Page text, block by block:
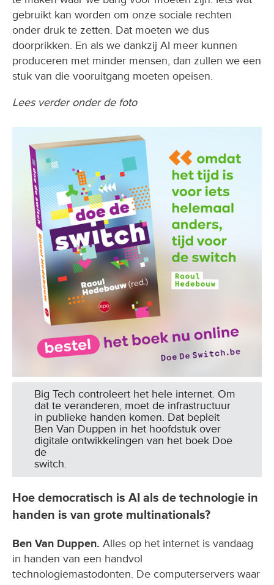
gebruikt kan worden om onze sociale rechten
onder druk te zetten. Dat moeten we dus
doorprikken. En als we dankzij AI meer kunnen
produceren met minder mensen, dan zullen we een
stuk van die vooruitgang moeten opeisen.
Lees verder onder de foto
Big Tech controleert het hele internet. Om
dat te veranderen, moet de infrastructuur
in publieke handen komen. Dat bepleit
Ben Van Duppen in het hoofdstuk over
digitale ontwikkelingen van het boek Doe
de
switch.
Hoe democratisch is AI als de technologie in
handen is van grote multinationals?
Ben Van Duppen. Alles op het internet is vandaag
in handen van een handvol
technologiemastodonten. De computerservers waar